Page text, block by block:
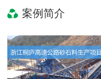
案例简介